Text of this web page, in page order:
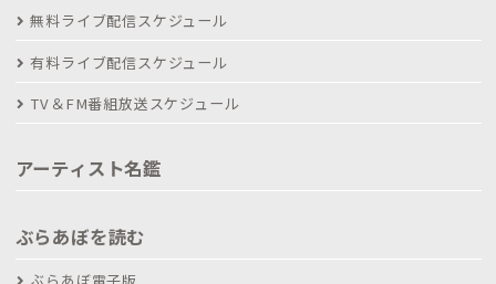
無料ライブ配信スケジュール
有料ライブ配信スケジュール
TV＆FM番組放送スケジュール
アーティスト名鑑
ぶらあぼを読む